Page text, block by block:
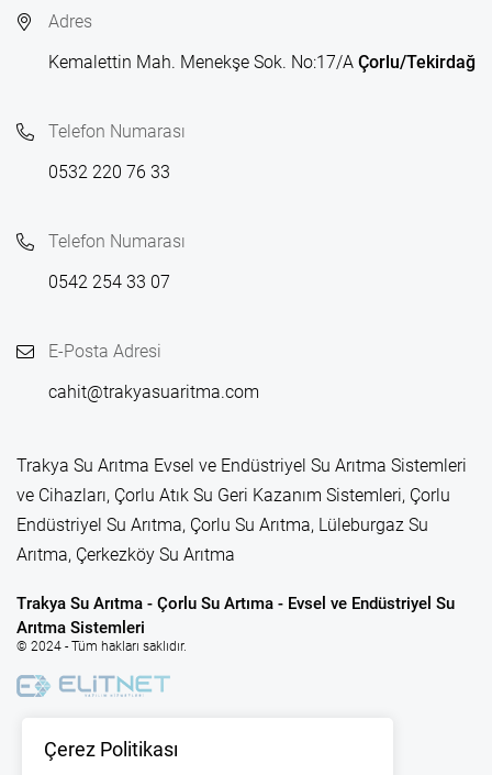
Adres
Kemalettin Mah. Menekşe Sok. No:17/A Çorlu/Tekirdağ
Telefon Numarası
0532 220 76 33
Telefon Numarası
0542 254 33 07
E-Posta Adresi
cahit@trakyasuaritma.com
Trakya Su Arıtma Evsel ve Endüstriyel Su Arıtma Sistemleri
ve Cihazları, Çorlu Atık Su Geri Kazanım Sistemleri, Çorlu
Endüstriyel Su Arıtma, Çorlu Su Arıtma, Lüleburgaz Su
Arıtma, Çerkezköy Su Arıtma
Trakya Su Arıtma - Çorlu Su Artıma - Evsel ve Endüstriyel Su
Arıtma Sistemleri
© 2024 - Tüm hakları saklıdır.
Çerez Politikası